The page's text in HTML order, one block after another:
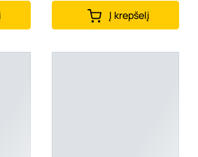
Į krepšelį